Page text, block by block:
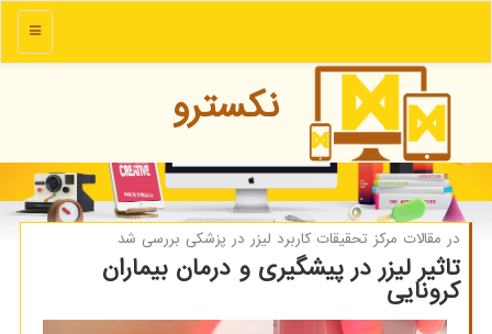
منو
نكسترو
در مقالات مركز تحقیقات كاربرد لیزر در پزشكی بررسی شد
تاثیر لیزر در پیشگیری و درمان بیماران
كرونایی